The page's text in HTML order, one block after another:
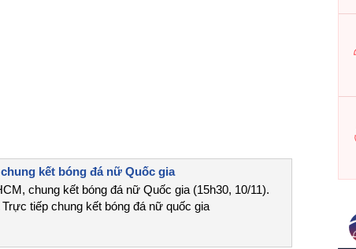
kết bóng đá nữ Quốc gia
chung kết bóng đá nữ Quốc gia (15h30, 10/11).
tiếp chung kết bóng đá nữ quốc gia